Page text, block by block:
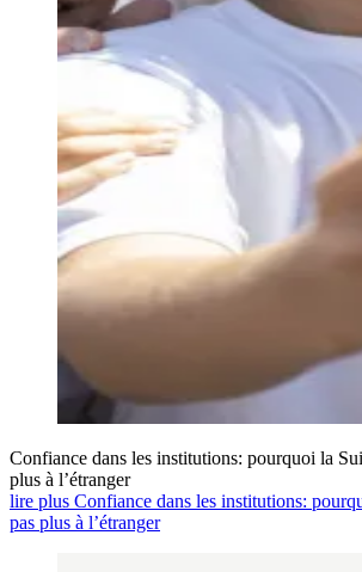
Confiance dans les institutions: pourquoi la
plus à l’étranger
lire plus Confiance dans les institutions:
pas plus à l’étranger